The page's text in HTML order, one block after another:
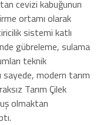
cevizi kabuğunun
ortamı olarak
sistemi katlı
gübreleme, sulama
teknik
sayede, modern tarım
Tarım Çilek
olmaktan